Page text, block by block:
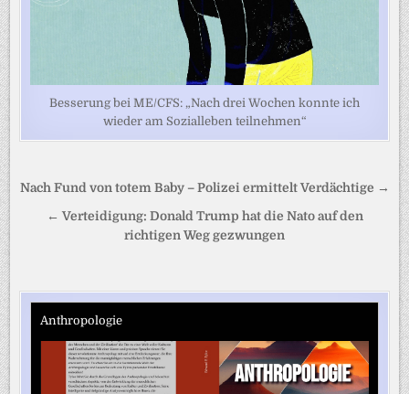
Besserung bei ME/CFS: „Nach drei Wochen konnte ich
wieder am Sozialleben teilnehmen“
Beitragsnavigation
Nach Fund von totem Baby – Polizei ermittelt Verdächtige →
← Verteidigung: Donald Trump hat die Nato auf den
richtigen Weg gezwungen
Anthropologie